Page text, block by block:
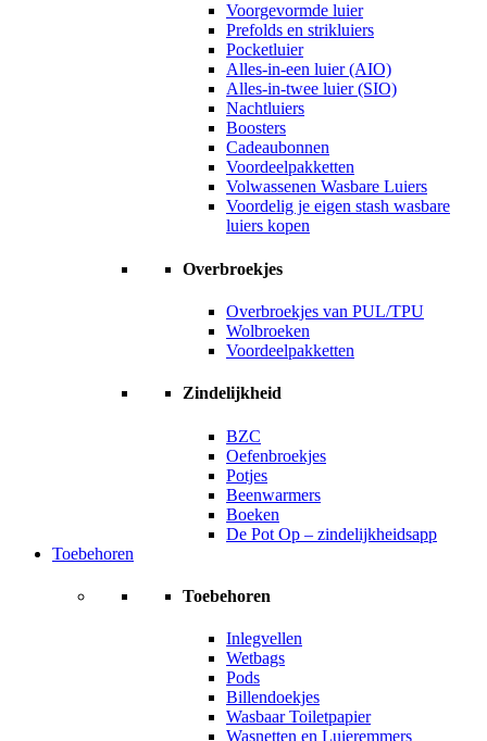
Voorgevormde luier
Prefolds en strikluiers
Pocketluier
Alles-in-een luier (AIO)
Alles-in-twee luier (SIO)
Nachtluiers
Boosters
Cadeaubonnen
Voordeelpakketten
Volwassenen Wasbare Luiers
Voordelig je eigen stash wasbare
luiers kopen
Overbroekjes
Overbroekjes van PUL/TPU
Wolbroeken
Voordeelpakketten
Zindelijkheid
BZC
Oefenbroekjes
Potjes
Beenwarmers
Boeken
De Pot Op – zindelijkheidsapp
Toebehoren
Toebehoren
Inlegvellen
Wetbags
Pods
Billendoekjes
Wasbaar Toiletpapier
Wasnetten en Luieremmers